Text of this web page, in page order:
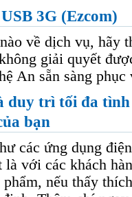
3G (Ezcom)
về dịch vụ, hãy
giải quyết
An sẵn sàng
duy trì tối đa
bạn
các ứng dụng
với các khách
nếu thấy